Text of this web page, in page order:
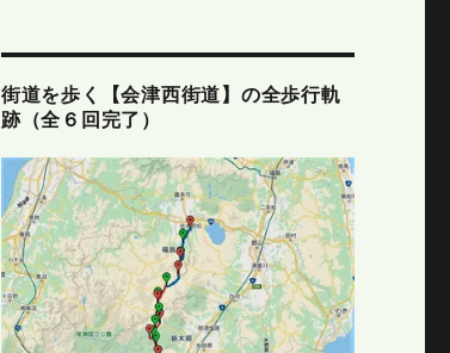
街道を歩く【会津西街道】の全歩行軌
跡（全６回完了）